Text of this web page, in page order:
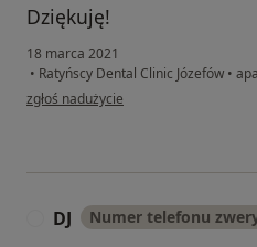
Dziękuję!
18 marca 2021
• Ratyńscy Dental Clinic Józefów •
w opinii użytkownika LK
zgłoś nadużycie
DJ Numer telefonu